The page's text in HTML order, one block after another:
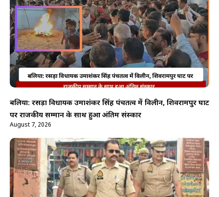
बलिया: रसड़ा विधायक उमाशंकर सिंह पंचतत्व में विलीन, शिवरामपुर घाट
पर राजकीय सम्मान के साथ हुआ अंतिम संस्कार
August 7, 2026